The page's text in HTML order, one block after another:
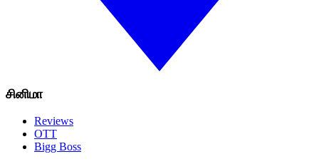
சினிமா
Reviews
OTT
Bigg Boss